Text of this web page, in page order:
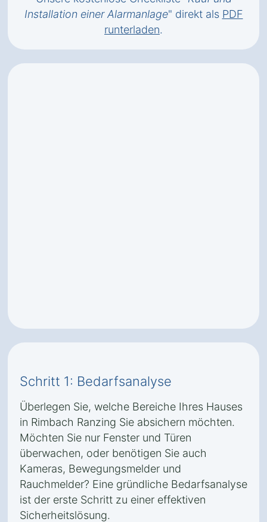
Installation einer Alarmanlage" direkt als PDF
runterladen.
Schritt 1: Bedarfsanalyse
Überlegen Sie, welche Bereiche Ihres Hauses
in Rimbach Ranzing Sie absichern möchten.
Möchten Sie nur Fenster und Türen
überwachen, oder benötigen Sie auch
Kameras, Bewegungsmelder und
Rauchmelder? Eine gründliche Bedarfsanalyse
ist der erste Schritt zu einer effektiven
Sicherheitslösung.